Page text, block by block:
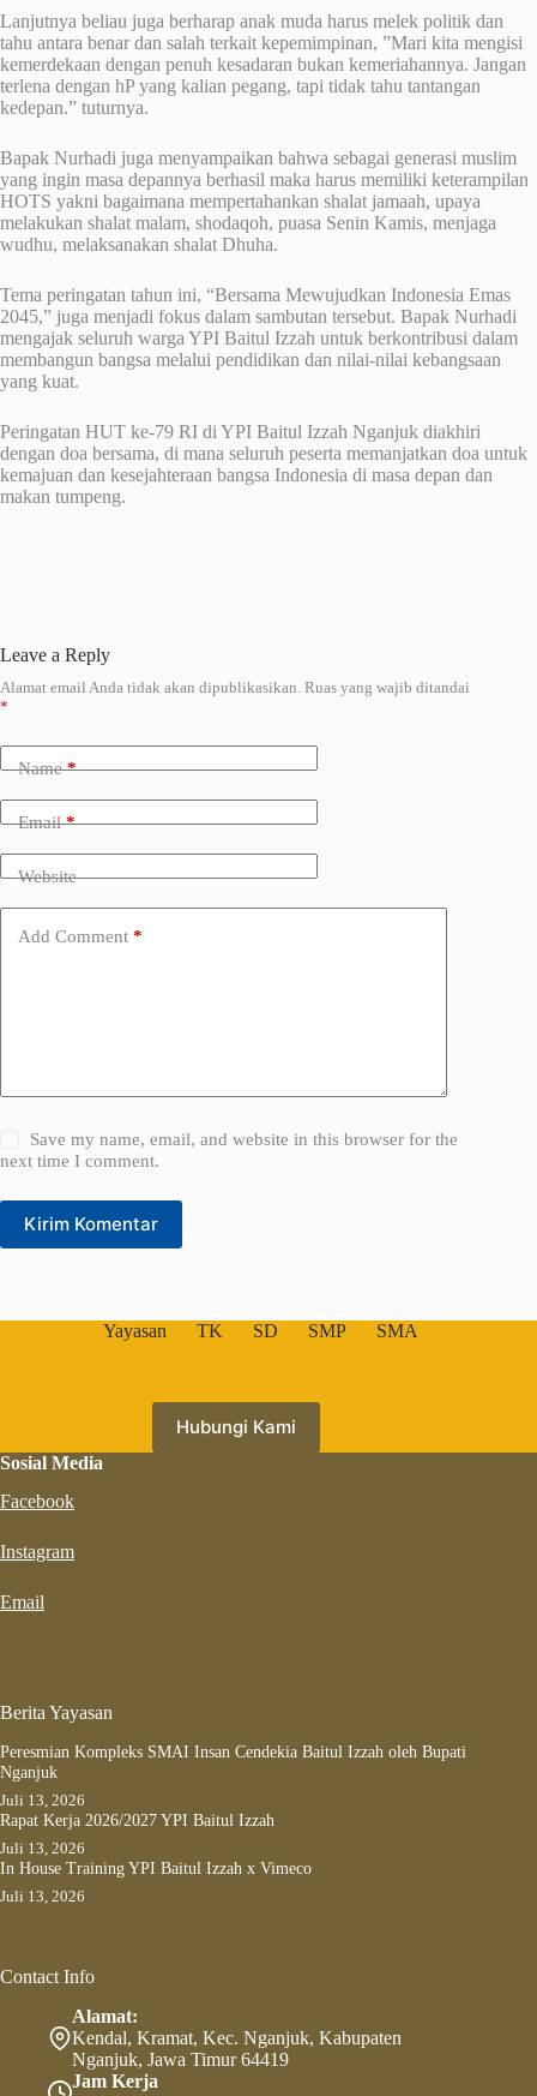
Lanjutnya beliau juga berharap anak muda harus melek politik dan
tahu antara benar dan salah terkait kepemimpinan, ”Mari kita mengisi
kemerdekaan dengan penuh kesadaran bukan kemeriahannya. Jangan
terlena dengan hP yang kalian pegang, tapi tidak tahu tantangan
kedepan.” tuturnya.
Bapak Nurhadi juga menyampaikan bahwa sebagai generasi muslim
yang ingin masa depannya berhasil maka harus memiliki keterampilan
HOTS yakni bagaimana mempertahankan shalat jamaah, upaya
melakukan shalat malam, shodaqoh, puasa Senin Kamis, menjaga
wudhu, melaksanakan shalat Dhuha.
Tema peringatan tahun ini, “Bersama Mewujudkan Indonesia Emas
2045,” juga menjadi fokus dalam sambutan tersebut. Bapak Nurhadi
mengajak seluruh warga YPI Baitul Izzah untuk berkontribusi dalam
membangun bangsa melalui pendidikan dan nilai-nilai kebangsaan
yang kuat.
Peringatan HUT ke-79 RI di YPI Baitul Izzah Nganjuk diakhiri
dengan doa bersama, di mana seluruh peserta memanjatkan doa untuk
kemajuan dan kesejahteraan bangsa Indonesia di masa depan dan
makan tumpeng.
Leave a Reply
Alamat email Anda tidak akan dipublikasikan. Ruas yang wajib ditandai
*
Name*
Email*
Website
Add Comment *
Save my name, email, and website in this browser for the
next time I comment.
Kirim Komentar
A
l
r
n
v
e
Yayasan TK SD SMP SMA
Hubungi Kami
Sosial Media
Facebook
Instagram
Email
Berita Yayasan
Peresmian Kompleks SMAI Insan Cendekia Baitul Izzah oleh Bupati
Nganjuk
Juli 13, 2026
Rapat Kerja 2026/2027 YPI Baitul Izzah
Juli 13, 2026
In House Training YPI Baitul Izzah x Vimeco
Juli 13, 2026
Contact Info
Alamat:
Kendal, Kramat, Kec. Nganjuk, Kabupaten
Nganjuk, Jawa Timur 64419
Jam Kerja